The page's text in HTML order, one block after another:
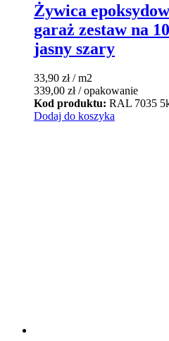
Żywica
garaż zestaw na
jasny szary
33,90 zł/ m2
339,00 zł/ opakowanie
Kod produktu: RAL 7035
Dodaj do koszyka